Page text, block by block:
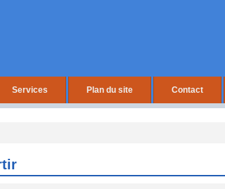
Services Plan du site Contact